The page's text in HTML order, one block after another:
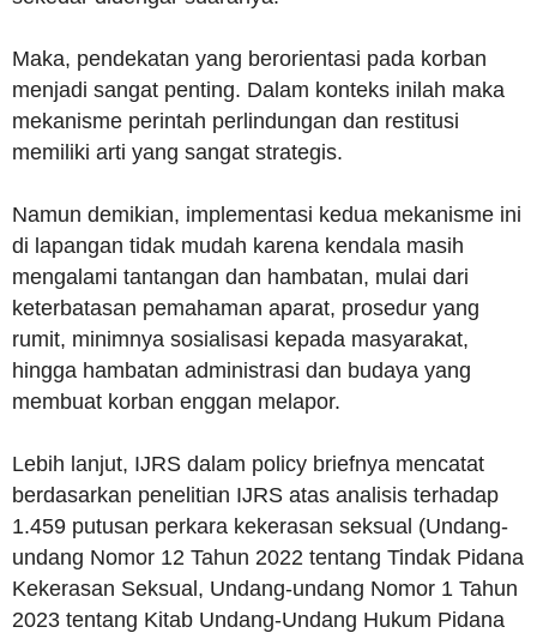
Maka, pendekatan yang berorientasi pada korban
menjadi sangat penting. Dalam konteks inilah maka
mekanisme perintah perlindungan dan restitusi
memiliki arti yang sangat strategis.
Namun demikian, implementasi kedua mekanisme ini
di lapangan tidak mudah karena kendala masih
mengalami tantangan dan hambatan, mulai dari
keterbatasan pemahaman aparat, prosedur yang
rumit, minimnya sosialisasi kepada masyarakat,
hingga hambatan administrasi dan budaya yang
membuat korban enggan melapor.
Lebih lanjut, IJRS dalam policy briefnya mencatat
berdasarkan penelitian IJRS atas analisis terhadap
1.459 putusan perkara kekerasan seksual (Undang-
undang Nomor 12 Tahun 2022 tentang Tindak Pidana
Kekerasan Seksual, Undang-undang Nomor 1 Tahun
2023 tentang Kitab Undang-Undang Hukum Pidana